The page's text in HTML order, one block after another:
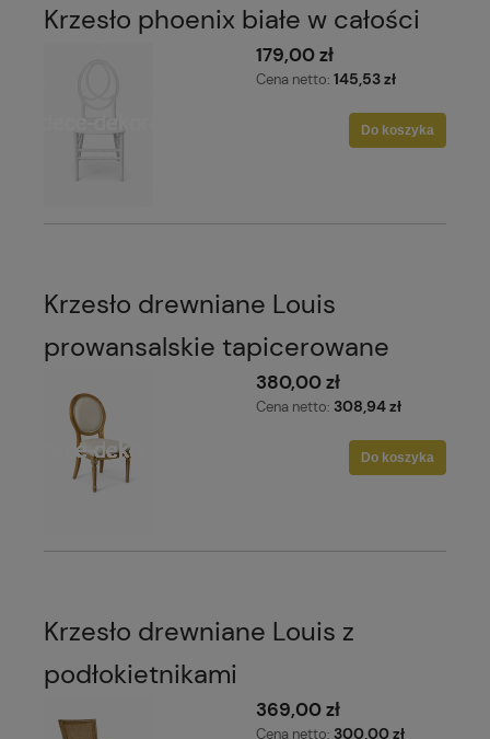
Krzesło phoenix białe w całości
179,00 zł
Cena netto: 145,53 zł
Do koszyka
Krzesło drewniane Louis
prowansalskie tapicerowane
380,00 zł
Cena netto: 308,94 zł
Do koszyka
Krzesło drewniane Louis z
podłokietnikami
369,00 zł
Cena netto: 300,00 zł